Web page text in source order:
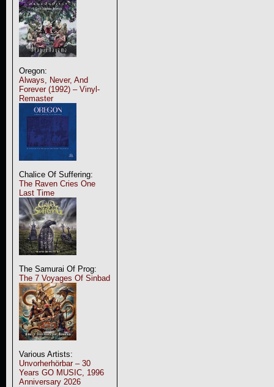
Oregon:
Always, Never, And
Forever (1992) – Vinyl-
Remaster
Chalice Of Suffering:
The Raven Cries One
Last Time
The Samurai Of Prog:
The 7 Voyages Of Sinbad
Various Artists:
Unvorherhörbar – 30
Years GO MUSIC, 1996
Anniversary 2026